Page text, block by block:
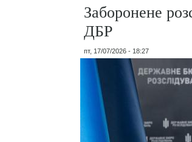
Заборонене
ДБР
пт, 17/07/2026 - 18:27